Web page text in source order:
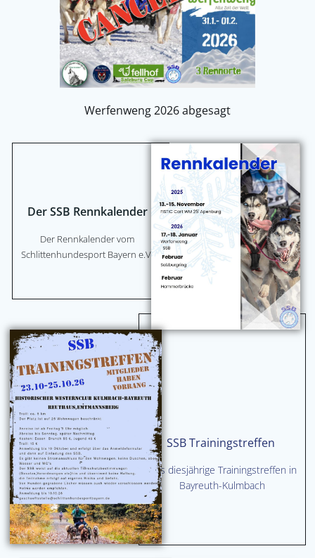
Werfenweng 2026 abgesagt
Der SSB Rennkalender
Der Rennkalender vom
Schlittenhundesport Bayern e.V.
SSB Trainingstreffen
Das diesjährige Trainingstreffen in
Bayreuth-Kulmbach